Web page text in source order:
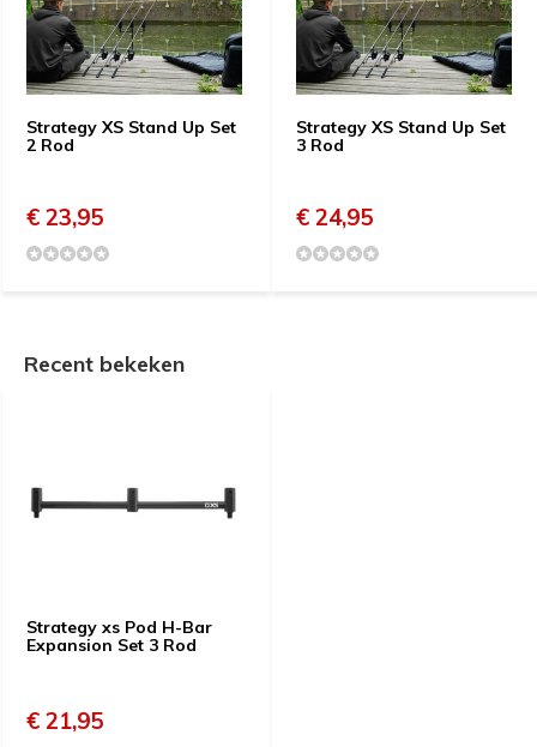
Strategy XS Stand Up Set
2 Rod
€ 23,95
Strategy XS Stand Up Set
3 Rod
€ 24,95
Recent bekeken
Strategy xs Pod H-Bar
Expansion Set 3 Rod
€ 21,95